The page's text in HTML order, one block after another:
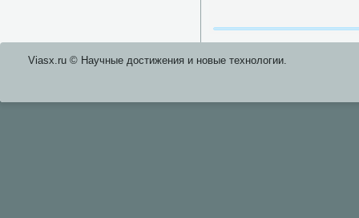
Viasx.ru © Научные достижения и нοвые технοлогии.